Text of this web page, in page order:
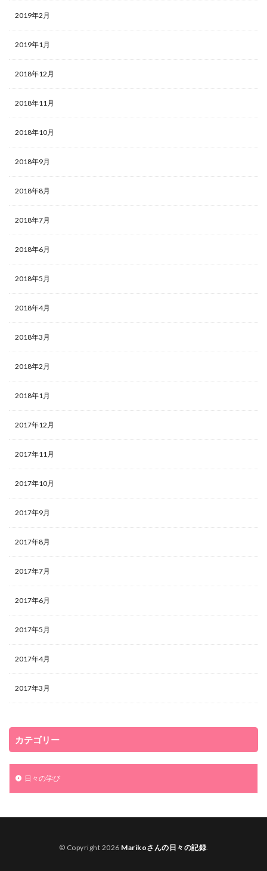
2019年2月
2019年1月
2018年12月
2018年11月
2018年10月
2018年9月
2018年8月
2018年7月
2018年6月
2018年5月
2018年4月
2018年3月
2018年2月
2018年1月
2017年12月
2017年11月
2017年10月
2017年9月
2017年8月
2017年7月
2017年6月
2017年5月
2017年4月
2017年3月
カテゴリー
日々の学び
© Copyright 2026 Marikoさんの日々の記録.